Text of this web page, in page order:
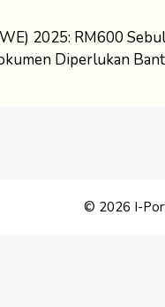
2025: RM600
Diperlukan
© 2026 I-